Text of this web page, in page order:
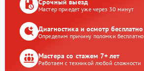
Мастер приедет уже через 30 минут
Диагностика и осмотр бесплатно
Определим причину поломки бесплатно
Мастера со стажем 7+ лет
Работаем с техникой любой сложности